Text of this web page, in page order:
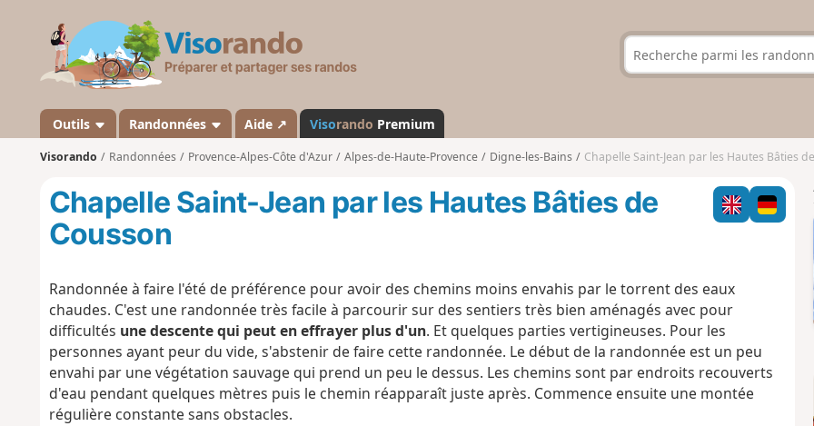
s
a
n
d
Outils Randonnées Aide ↗ Visorando Premium
Visorando Randonnées Provence-Alpes-Côte d'Azur Alpes-de-Haute-Provence Digne-les-Bains Chapelle Saint-Jean par les Hautes Bâties
Chapelle Saint-Jean par les Hautes Bâties de
Cousson
Randonnée à faire l'été de préférence pour avoir des chemins moins envahis par le torrent des eaux
chaudes. C'est une randonnée très facile à parcourir sur des sentiers très bien aménagés avec pour
difficultés une descente qui peut en effrayer plus d'un. Et quelques parties vertigineuses. Pour les
personnes ayant peur du vide, s'abstenir de faire cette randonnée. Le début de la randonnée est un peu
envahi par une végétation sauvage qui prend un peu le dessus. Les chemins sont par endroits recouverts
d'eau pendant quelques mètres puis le chemin réapparaît juste après. Commence ensuite une montée
régulière constante sans obstacles.